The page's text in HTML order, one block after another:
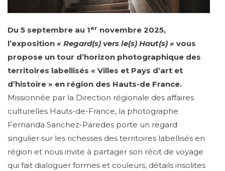
Du 5 septembre au 1er novembre 2025,
l’exposition « Regard(s) vers le(s) Haut(s) » vous
propose un tour d’horizon photographique des
territoires labellisés « Villes et Pays d’art et
d’histoire » en région des Hauts-de France.
Missionnée par la Direction régionale des affaires
culturelles Hauts-de-France, la photographe
Fernanda Sanchez-Paredes porte un regard
singulier sur les richesses des territoires labellisés en
région et nous invite à partager son récit de voyage
qui fait dialoguer formes et couleurs, détails insolites